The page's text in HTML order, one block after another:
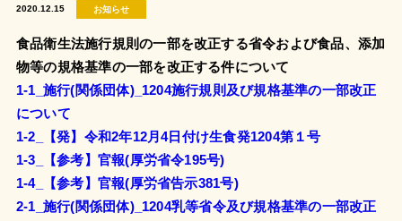
2020.12.15 お知らせ
食品衛生法施行規則の一部を改正する省令および食品、添加
物等の規格基準の一部を改正する件について
1-1_施行(関係団体)_1204施行規則及び規格基準の一部改正
について
1-2_【発】令和2年12月4日付け生食発1204第１号
1-3_【参考】官報(厚労省令195号)
1-4_【参考】官報(厚労省告示381号)
2-1_施行(関係団体)_1204乳等省令及び規格基準の一部改正